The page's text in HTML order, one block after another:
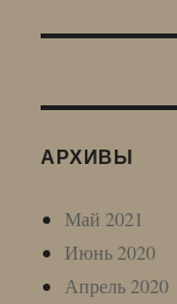
АРХИВЫ
Май 2021
Июнь 2020
Апрель 2020